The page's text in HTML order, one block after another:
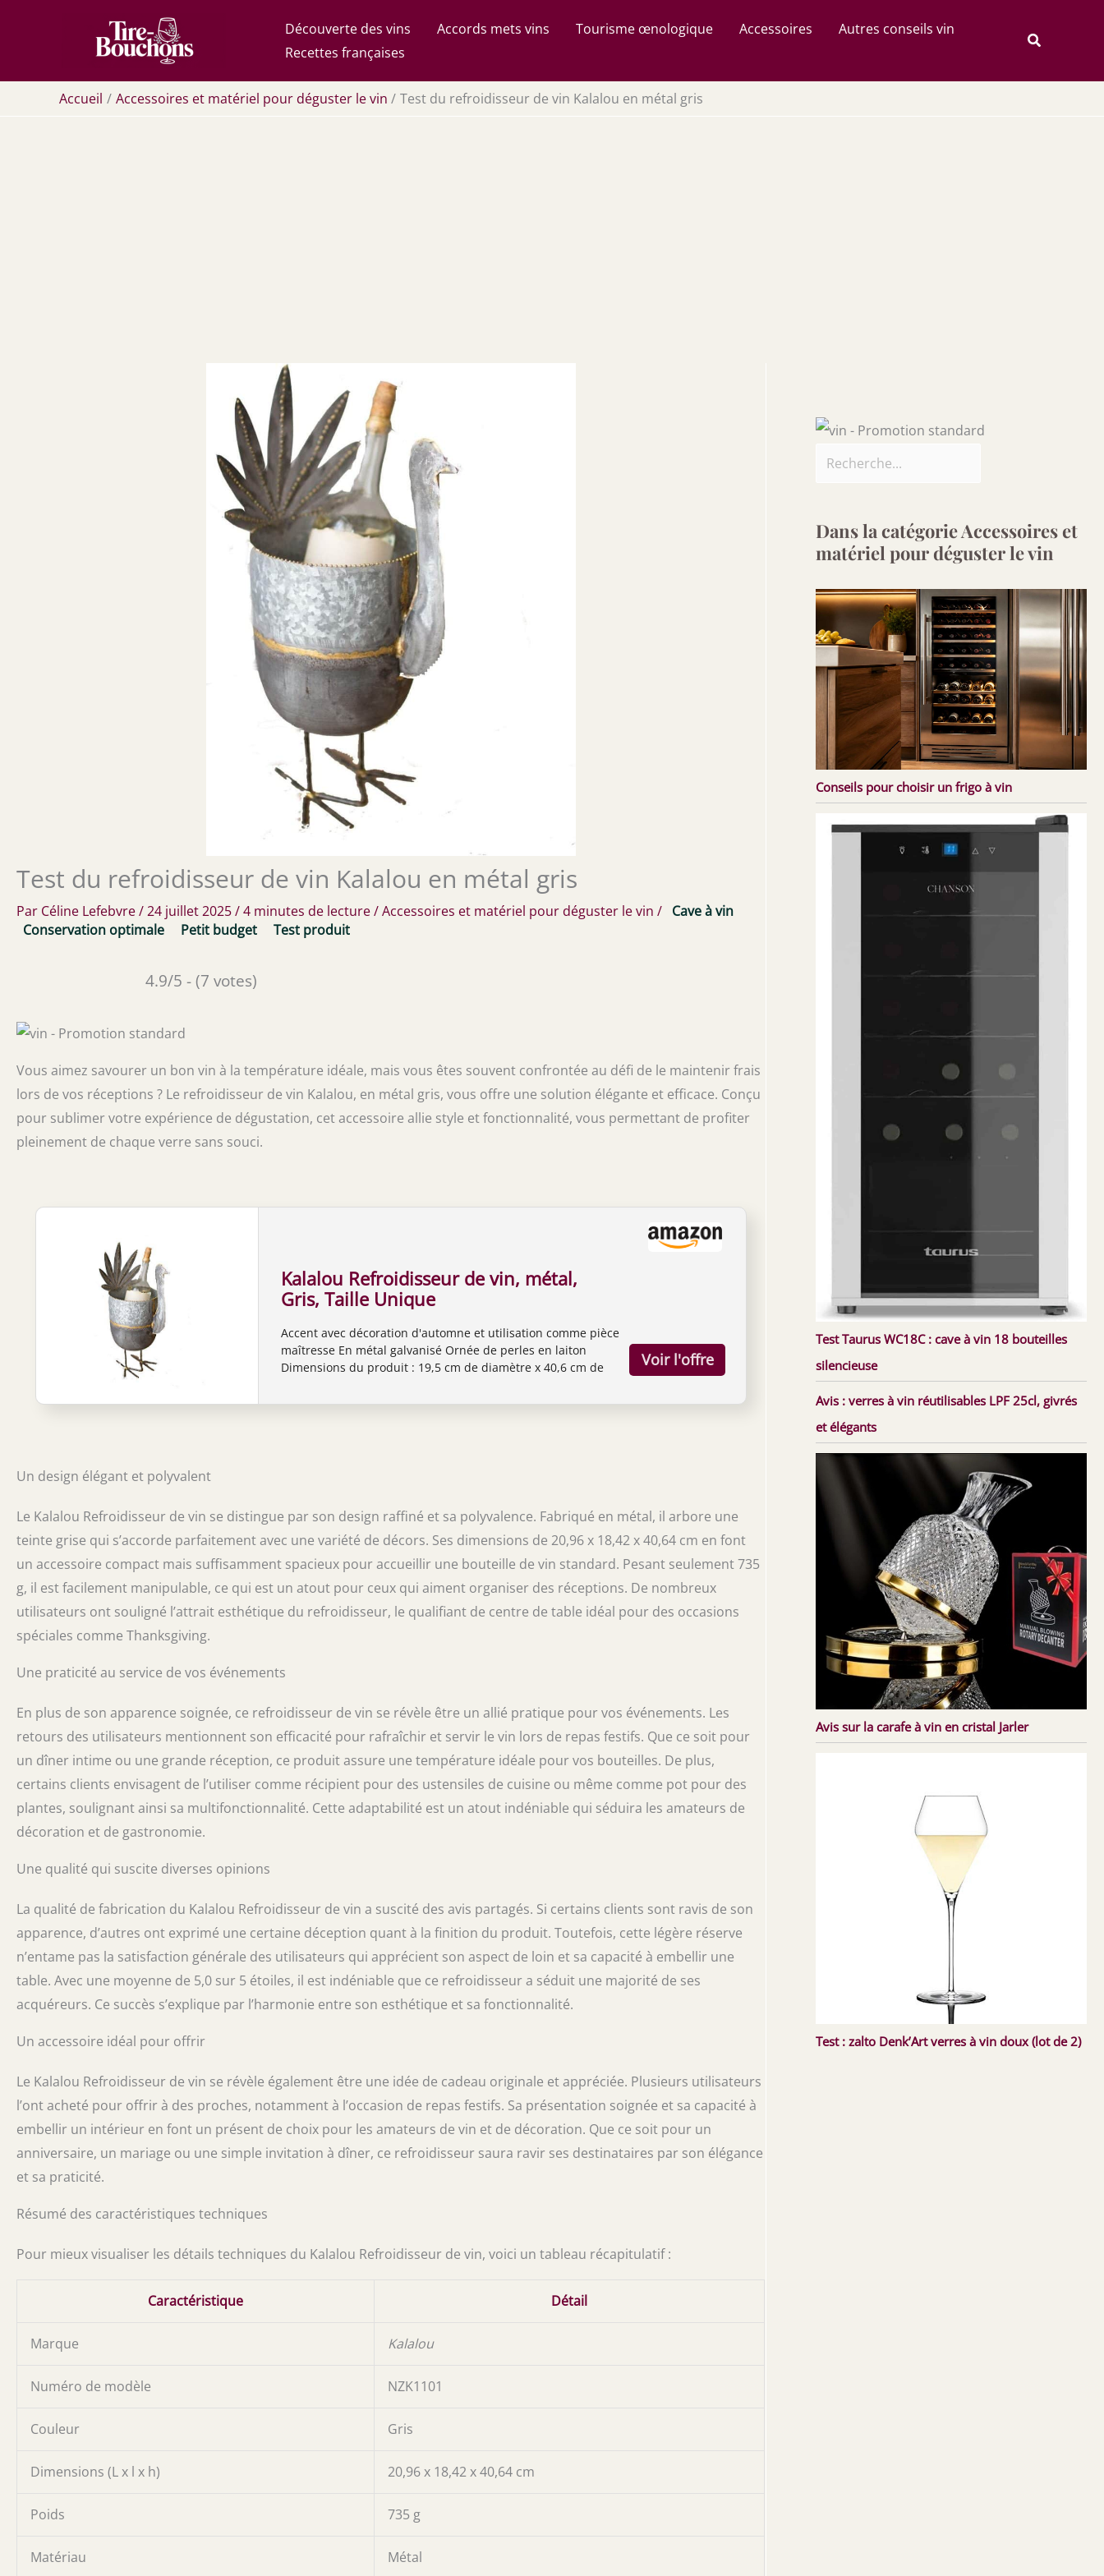
Découverte des vins Accords mets vins Tourisme œnologique Accessoires
Autres conseils vin
Recettes françaises
Rechercher
Accueil Accessoires et matériel pour déguster le vin Test du refroidisseur de vin Kalalou en métal gris
Test du refroidisseur de vin Kalalou en métal gris
Par Céline Lefebvre/24 juillet 2025/4 minutes de lecture/Accessoires et matériel pour déguster le vin / Cave à vin
Conservation optimale
Petit budget Test produit
4.9/5 - (7 votes)
Vous aimez savourer un bon vin à la température idéale, mais vous êtes souvent confrontée au défi de le maintenir frais
lors de vos réceptions ? Le refroidisseur de vin Kalalou, en métal gris, vous offre une solution élégante et efficace. Conçu
pour sublimer votre expérience de dégustation, cet accessoire allie style et fonctionnalité, vous permettant de profiter
pleinement de chaque verre sans souci.
Kalalou Refroidisseur de vin, métal,
Gris, Taille Unique
Accent avec décoration d'automne et utilisation comme pièce
maîtresse En métal galvanisé Ornée de perles en laiton
Dimensions du produit : 19,5 cm de diamètre x 40,6 cm de
Un design élégant et polyvalent
Le Kalalou Refroidisseur de vin se distingue par son design raffiné et sa polyvalence. Fabriqué en métal, il arbore une
teinte grise qui s’accorde parfaitement avec une variété de décors. Ses dimensions de 20,96 x 18,42 x 40,64 cm en font
un accessoire compact mais suffisamment spacieux pour accueillir une bouteille de vin standard. Pesant seulement 735
g, il est facilement manipulable, ce qui est un atout pour ceux qui aiment organiser des réceptions. De nombreux
utilisateurs ont souligné l’attrait esthétique du refroidisseur, le qualifiant de centre de table idéal pour des occasions
spéciales comme Thanksgiving.
Une praticité au service de vos événements
En plus de son apparence soignée, ce refroidisseur de vin se révèle être un allié pratique pour vos événements. Les
retours des utilisateurs mentionnent son efficacité pour rafraîchir et servir le vin lors de repas festifs. Que ce soit pour
un dîner intime ou une grande réception, ce produit assure une température idéale pour vos bouteilles. De plus,
certains clients envisagent de l’utiliser comme récipient pour des ustensiles de cuisine ou même comme pot pour des
plantes, soulignant ainsi sa multifonctionnalité. Cette adaptabilité est un atout indéniable qui séduira les amateurs de
décoration et de gastronomie.
Une qualité qui suscite diverses opinions
La qualité de fabrication du Kalalou Refroidisseur de vin a suscité des avis partagés. Si certains clients sont ravis de son
apparence, d’autres ont exprimé une certaine déception quant à la finition du produit. Toutefois, cette légère réserve
n’entame pas la satisfaction générale des utilisateurs qui apprécient son aspect de loin et sa capacité à embellir une
table. Avec une moyenne de 5,0 sur 5 étoiles, il est indéniable que ce refroidisseur a séduit une majorité de ses
acquéreurs. Ce succès s’explique par l’harmonie entre son esthétique et sa fonctionnalité.
Un accessoire idéal pour offrir
Le Kalalou Refroidisseur de vin se révèle également être une idée de cadeau originale et appréciée. Plusieurs utilisateurs
l’ont acheté pour offrir à des proches, notamment à l’occasion de repas festifs. Sa présentation soignée et sa capacité à
embellir un intérieur en font un présent de choix pour les amateurs de vin et de décoration. Que ce soit pour un
anniversaire, un mariage ou une simple invitation à dîner, ce refroidisseur saura ravir ses destinataires par son élégance
et sa praticité.
Résumé des caractéristiques techniques
Pour mieux visualiser les détails techniques du Kalalou Refroidisseur de vin, voici un tableau récapitulatif :
Caractéristique Détail
Marque Kalalou
Numéro de modèle NZK1101
Couleur Gris
Dimensions (L x l x h) 20,96 x 18,42 x 40,64 cm
Poids 735 g
Matériau Métal
Dans la catégorie Accessoires et
matériel pour déguster le vin
Conseils pour choisir un frigo à vin
Test Taurus WC18C : cave à vin 18 bouteilles
silencieuse
Avis : verres à vin réutilisables LPF 25cl, givrés
et élégants
Avis sur la carafe à vin en cristal Jarler
Test : zalto Denk’Art verres à vin doux (lot de 2)